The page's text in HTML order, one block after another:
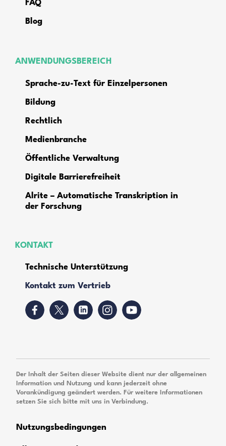
FAQ
Blog
ANWENDUNGSBEREICH
Sprache-zu-Text für Einzelpersonen
Bildung
Rechtlich
Medienbranche
Öffentliche Verwaltung
Digitale Barrierefreiheit
Alrite – Automatische Transkription in
der Forschung
KONTAKT
Technische Unterstützung
Kontakt zum Vertrieb
Der Inhalt der Seiten dieser Website dient nur der allgemeinen
Information und Nutzung und kann jederzeit ohne
Vorankündigung geändert werden. Für weitere Informationen
setzen Sie sich bitte mit uns in Verbindung.
Nutzungsbedingungen